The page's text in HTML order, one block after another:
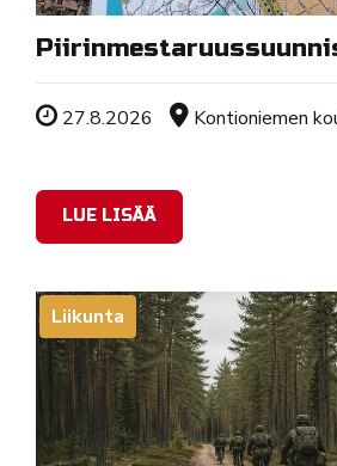
Tapahtuman ajankohta
27.8.2026 Sijainti
Kontioniemen
LUE LISÄÄ
Liikunta